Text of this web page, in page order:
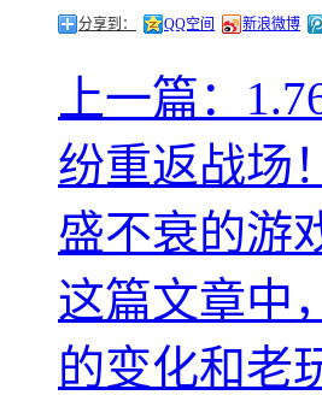
分享到： QQ空间 新浪微博
上一篇：
纷重返战场
盛不衰的游
这篇文章中
的变化和老